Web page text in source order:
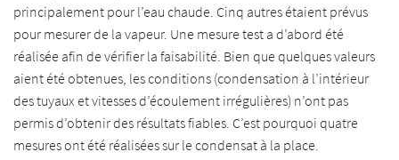
principalement pour l’eau chaude. Cinq autres étaient prévus
pour mesurer de la vapeur. Une mesure test a d’abord été
réalisée afin de vérifier la faisabilité. Bien que quelques valeurs
aient été obtenues, les conditions (condensation à l’intérieur
des tuyaux et vitesses d’écoulement irrégulières) n’ont pas
permis d’obtenir des résultats fiables. C’est pourquoi quatre
mesures ont été réalisées sur le condensat à la place.